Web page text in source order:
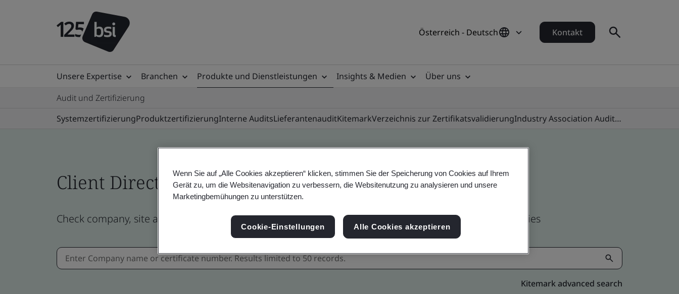
Österreich - Deutsch Kontakt
Unsere Expertise Branchen Produkte und Dienstleistungen Insights & Medien
Über uns
Audit und Zertifizierung
SystemzertifizierungProduktzertifizierungInterne AuditsLieferantenauditKitemarkVerzeichnis zur Zertifikatsvalidierung Industry Association Audit Programmes
Client Directory profile
Check company, site and product certificates - Validation and Verification, Austrian and global companies
Kitemark advanced search
Wenn Sie auf „Alle Cookies akzeptieren“ klicken, stimmen Sie der Speicherung von Cookies auf Ihrem
Gerät zu, um die Websitenavigation zu verbessern, die Websitenutzung zu analysieren und unsere
Marketingbemühungen zu unterstützen.
Cookie-Einstellungen Alle Cookies akzeptieren